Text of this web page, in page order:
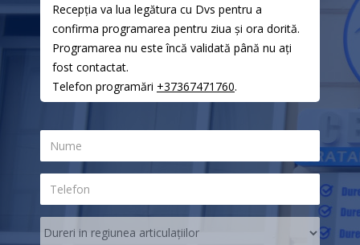
Recepția va lua legătura cu Dvs pentru a
confirma programarea pentru ziua și ora dorită.
Programarea nu este încă validată până nu ați
fost contactat.
Telefon programări +37367471760.